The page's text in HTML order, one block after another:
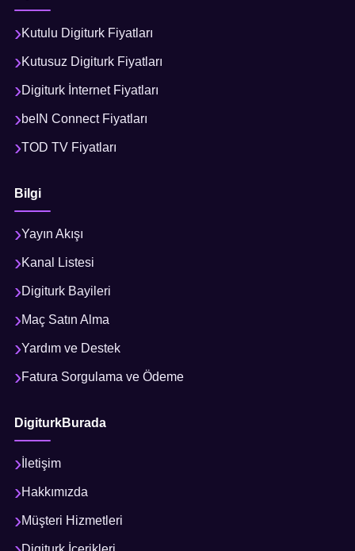
Kutulu Digiturk Fiyatları
Kutusuz Digiturk Fiyatları
Digiturk İnternet Fiyatları
beIN Connect Fiyatları
TOD TV Fiyatları
Bilgi
Yayın Akışı
Kanal Listesi
Digiturk Bayileri
Maç Satın Alma
Yardım ve Destek
Fatura Sorgulama ve Ödeme
DigiturkBurada
İletişim
Hakkımızda
Müşteri Hizmetleri